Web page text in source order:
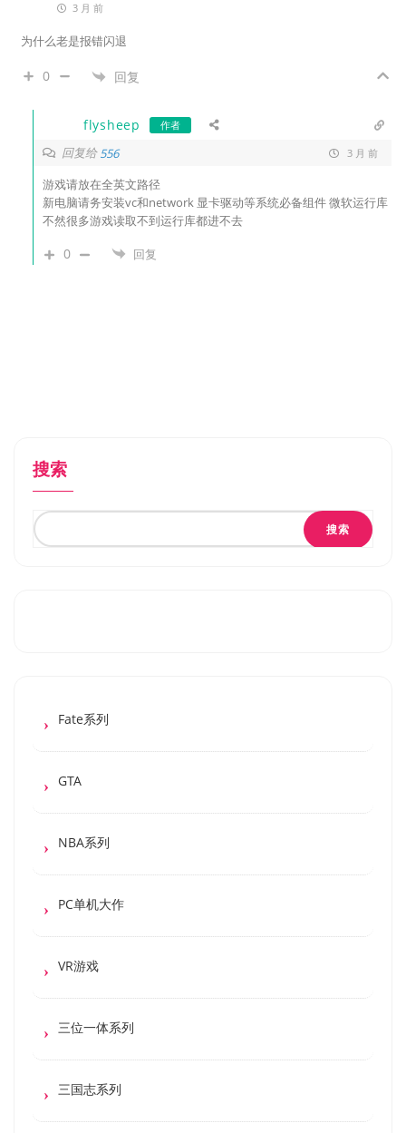
3 月 前
为什么老是报错闪退
0 回复
flysheep 作者
回复给556 3 月 前
游戏请放在全英文路径
新电脑请务安装vc和network 显卡驱动等系统必备组件 微软运行库
不然很多游戏读取不到运行库都进不去
0 回复
搜索
搜索
Fate系列
GTA
NBA系列
PC单机大作
VR游戏
三位一体系列
三国志系列